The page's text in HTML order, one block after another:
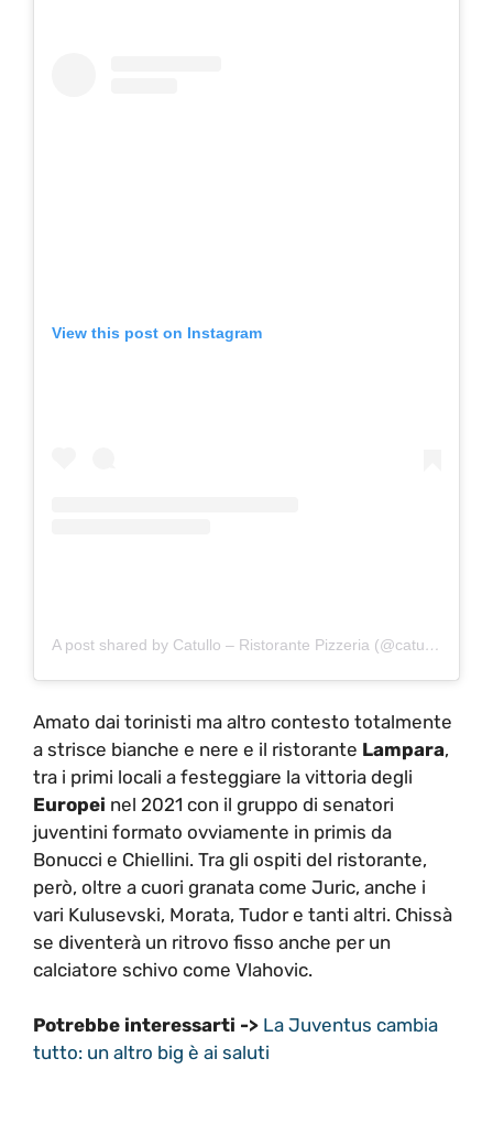
View this post on Instagram
A post shared by Catullo – Ristorante Pizzeria (@catullotorino)
Amato dai torinisti ma altro contesto totalmente
a strisce bianche e nere e il ristorante Lampara,
tra i primi locali a festeggiare la vittoria degli
Europei nel 2021 con il gruppo di senatori
juventini formato ovviamente in primis da
Bonucci e Chiellini. Tra gli ospiti del ristorante,
però, oltre a cuori granata come Juric, anche i
vari Kulusevski, Morata, Tudor e tanti altri. Chissà
se diventerà un ritrovo fisso anche per un
calciatore schivo come Vlahovic.
Potrebbe interessarti -> La Juventus cambia
tutto: un altro big è ai saluti